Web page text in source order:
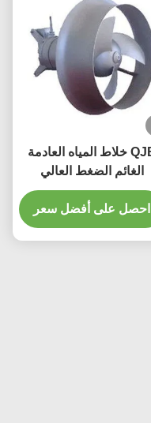
QJB خلاط المياه العادمة
الغائم الضغط العالي
لحاويات الهواء من كتلة
احصل على أفضل سعر